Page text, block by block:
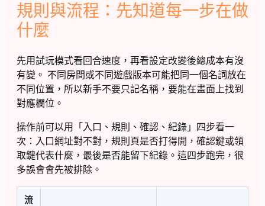
規則與流程：先知道每一步在做
什麼
先用試玩模式看回合速度，再看設定改變後總成本有沒
有變。 不同房間或不同遊戲版本可能把同一個名詞放在
不同位置，所以新手不要只記名稱，要能在畫面上找到
對應欄位。
操作前可以用「入口、規則、確認、紀錄」四步看一
次：入口網址對不對，規則頁是否打得開，確認鍵或領
取鍵代表什麼，最後是否能留下紀錄。這四步跑完，很
多誤會會先被排除。
流